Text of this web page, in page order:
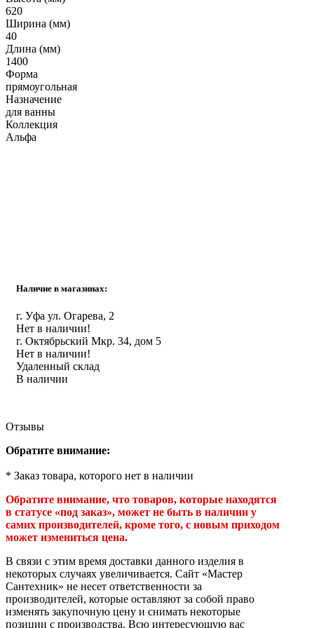
620
Ширина (мм)
40
Длина (мм)
1400
Форма
прямоугольная
Назначение
для ванны
Коллекция
Альфа
Наличие в магазинах:
г. Уфа ул. Огарева, 2
Нет в наличии!
г. Октябрьский Мкр. 34, дом 5
Нет в наличии!
Удаленный склад
В наличии
Отзывы
Обратите внимание:
* Заказ товара, которого нет в наличии
Обратите внимание, что товаров, которые находятся
в статусе «под заказ», может не быть в наличии у
самих производителей, кроме того, с новым приходом
может измениться цена.
В связи с этим время доставки данного изделия в
некоторых случаях увеличивается. Сайт «Мастер
Сантехник» не несет ответственности за
производителей, которые оставляют за собой право
изменять закупочную цену и снимать некоторые
позиции с производства. Всю интересующую вас
Гофрированные трубы и манжеты для унитаза
Сифоны
Развернуть(2)
Смесители и комплектующие
Россинка-ТВК
Смесители для ванной комнаты
Смесители для кухни
Инструмент
Прокладки (Фум. лен. нить) и комплектующие